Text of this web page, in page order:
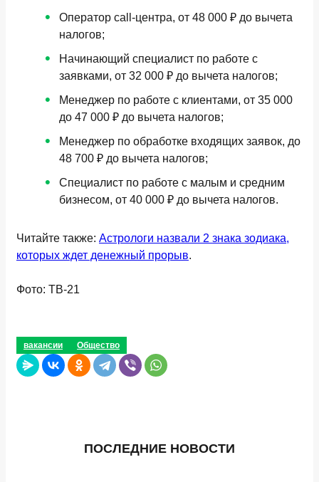
Оператор call-центра, от 48 000 ₽ до вычета
налогов;
Начинающий специалист по работе с
заявками, от 32 000 ₽ до вычета налогов;
Менеджер по работе с клиентами, от 35 000
до 47 000 ₽ до вычета налогов;
Менеджер по обработке входящих заявок, до
48 700 ₽ до вычета налогов;
Специалист по работе с малым и средним
бизнесом, от 40 000 ₽ до вычета налогов.
Читайте также: Астрологи назвали 2 знака зодиака,
которых ждет денежный прорыв.
Фото: ТВ-21
вакансии Общество
ПОСЛЕДНИЕ НОВОСТИ